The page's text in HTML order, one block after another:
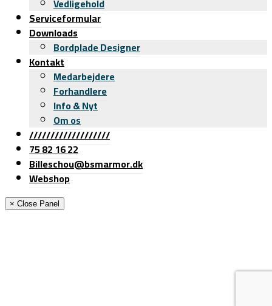
Vedligehold
Serviceformular
Downloads
Bordplade Designer
Kontakt
Medarbejdere
Forhandlere
Info & Nyt
Om os
///////////////////
75 82 16 22
Billeschou@bsmarmor.dk
Webshop
× Close Panel